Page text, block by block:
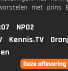
met prins
NPO2
Kennis.TV